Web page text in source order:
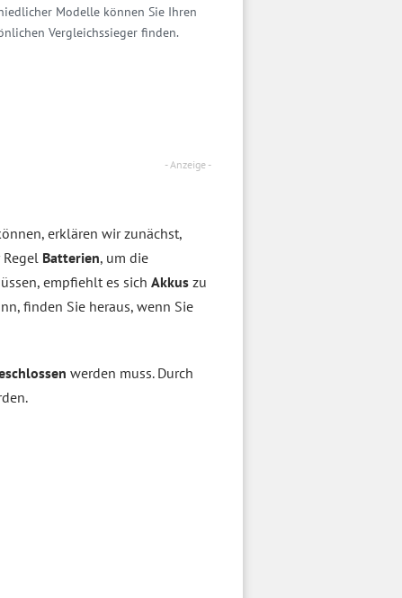
Modelle können Sie Ihren
Vergleichssieger finden.
- Anzeige -
erklären wir zunächst,
Batterien, um die
empfiehlt es sich Akkus zu
finden Sie heraus, wenn Sie
werden muss. Durch